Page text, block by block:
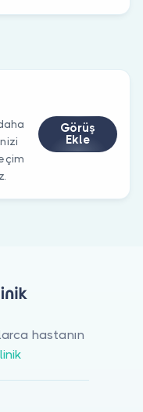
Görüş
Ekle
hastanın